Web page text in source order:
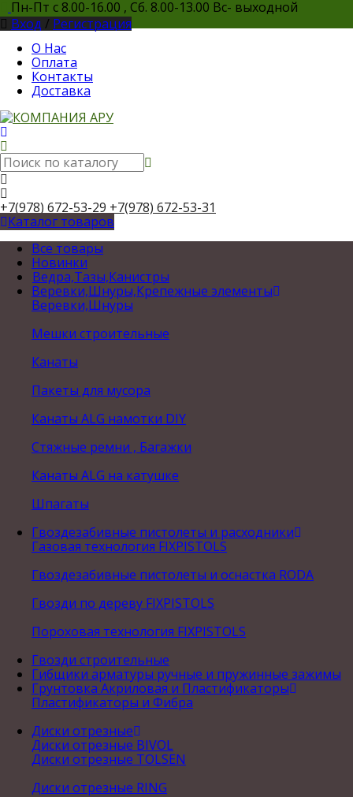
Пн-Пт с 8.00-16.00 , Сб. 8.00-13.00 Вс- выходной
Вход / Регистрация
О Нас
Оплата
Контакты
Доставка
+7(978) 672-53-29 +7(978) 672-53-31
Каталог товаров
Все товары
Новинки
Ведра,Тазы,Канистры
Веревки,Шнуры,Крепежные элементы
Веревки,Шнуры
Мешки строительные
Канаты
Пакеты для мусора
Канаты ALG намотки DIY
Стяжные ремни , Багажки
Канаты ALG на катушке
Шпагаты
Гвоздезабивные пистолеты и расходники
Газовая технология FIXPISTOLS
Гвоздезабивные пистолеты и оснастка RODA
Гвозди по дереву FIXPISTOLS
Пороховая технология FIXPISTOLS
Гвозди строительные
Гибщики арматуры ручные и пружинные зажимы
Грунтовка Акриловая и Пластификаторы
Пластификаторы и Фибра
Диски отрезные
Диски отрезные BIVOL
Диски отрезные TOLSEN
Диски отрезные RING